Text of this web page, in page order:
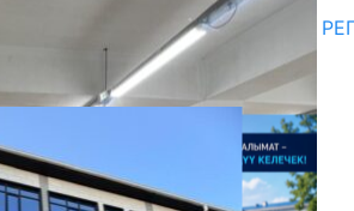
ДЛЯ МЕТОДИСТОВ ЮЖНОГО
НАЧАЛОСЬ ОБУЧЕНИЕ
05.08.2026
31.07.2026
Абитуриент